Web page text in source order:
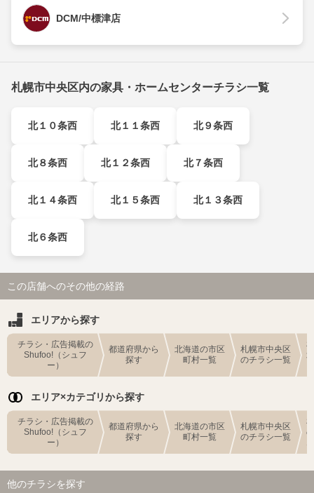
DCM/中標津店
札幌市中央区内の家具・ホームセンターチラシ一覧
北１０条西 北１１条西 北９条西
北８条西 北１２条西 北７条西
北１４条西 北１５条西 北１３条西
北６条西
この店舗へのその他の経路
エリアから探す
チラシ・広告掲載の
Shufoo!（シュフ
ー）
都道府県から
探す
北海道の市区
町村一覧
札幌市中央区
のチラシ一覧
エリア×カテゴリから探す
チラシ・広告掲載の
Shufoo!（シュフ
ー）
都道府県から
探す
北海道の市区
町村一覧
札幌市中央区
のチラシ一覧
他のチラシを探す